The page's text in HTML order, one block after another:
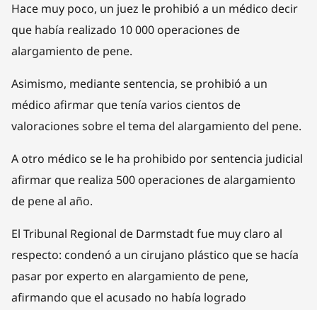
Hace muy poco, un juez le prohibió a un médico decir
que había realizado 10 000 operaciones de
alargamiento de pene.
Asimismo, mediante sentencia, se prohibió a un
médico afirmar que tenía varios cientos de
valoraciones sobre el tema del alargamiento del pene.
A otro médico se le ha prohibido por sentencia judicial
afirmar que realiza 500 operaciones de alargamiento
de pene al año.
El Tribunal Regional de Darmstadt fue muy claro al
respecto: condenó a un cirujano plástico que se hacía
pasar por experto en alargamiento de pene,
afirmando que el acusado no había logrado